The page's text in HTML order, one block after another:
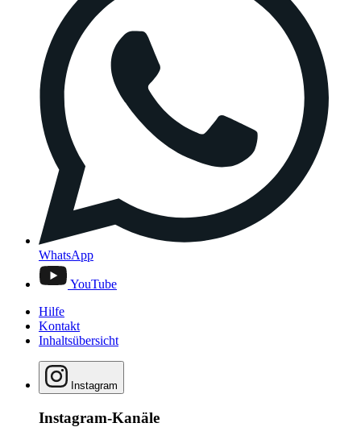
WhatsApp
YouTube
Hilfe
Kontakt
Inhaltsübersicht
Instagram
Instagram-Kanäle